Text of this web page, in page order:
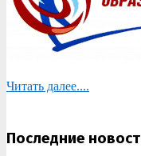
Читать далее....
Последние